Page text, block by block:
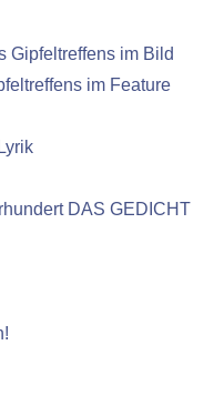
Gipfeltreffens im Bild
im Feature
DAS GEDICHT